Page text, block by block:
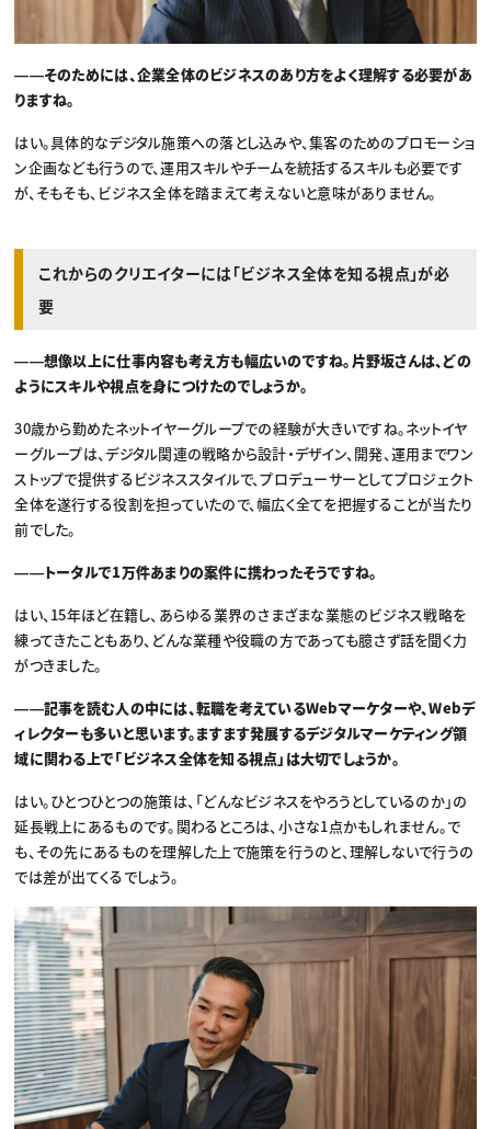
――そのためには、企業全体のビジネスのあり方をよく理解する必要があ
りますね。
はい。具体的なデジタル施策への落とし込みや、集客のためのプロモーショ
ン企画なども行うので、運用スキルやチームを統括するスキルも必要です
が、そもそも、ビジネス全体を踏まえて考えないと意味がありません。
これからのクリエイターには「ビジネス全体を知る視点」が必
要
――想像以上に仕事内容も考え方も幅広いのですね。片野坂さんは、どの
ようにスキルや視点を身につけたのでしょうか。
30歳から勤めたネットイヤーグループでの経験が大きいですね。ネットイヤ
ーグループは、デジタル関連の戦略から設計・デザイン、開発、運用までワン
ストップで提供するビジネススタイルで、プロデューサーとしてプロジェクト
全体を遂行する役割を担っていたので、幅広く全てを把握することが当たり
前でした。
――トータルで1万件あまりの案件に携わったそうですね。
はい、15年ほど在籍し、あらゆる業界のさまざまな業態のビジネス戦略を
練ってきたこともあり、どんな業種や役職の方であっても臆さず話を聞く力
がつきました。
――記事を読む人の中には、転職を考えているWebマーケターや、Webデ
ィレクターも多いと思います。ますます発展するデジタルマーケティング領
域に関わる上で「ビジネス全体を知る視点」は大切でしょうか。
はい。ひとつひとつの施策は、「どんなビジネスをやろうとしているのか」の
延長戦上にあるものです。関わるところは、小さな1点かもしれません。で
も、その先にあるものを理解した上で施策を行うのと、理解しないで行うの
では差が出てくるでしょう。